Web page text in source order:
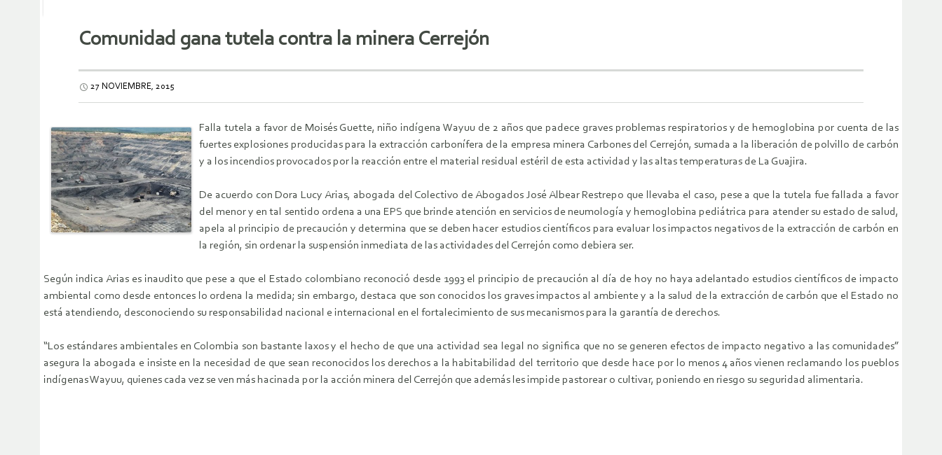
Comunidad gana tutela contra la minera Cerrejón
27 NOVIEMBRE, 2015
Falla tutela a favor de Moisés Guette, niño indígena Wayuu de 2 años que padece graves problemas respiratorios y de hemoglobina por cuenta de las
fuertes explosiones producidas para la extracción carbonífera de la empresa minera Carbones del Cerrejón, sumada a la liberación de polvillo de carbón
y a los incendios provocados por la reacción entre el material residual estéril de esta actividad y las altas temperaturas de La Guajira.
De acuerdo con Dora Lucy Arias, abogada del Colectivo de Abogados José Albear Restrepo que llevaba el caso, pese a que la tutela fue fallada a favor
del menor y en tal sentido ordena a una EPS que brinde atención en servicios de neumología y hemoglobina pediátrica para atender su estado de salud,
apela al principio de precaución y determina que se deben hacer estudios científicos para evaluar los impactos negativos de la extracción de carbón en
la región, sin ordenar la suspensión inmediata de las actividades del Cerrejón como debiera ser.
Según indica Arias es inaudito que pese a que el Estado colombiano reconoció desde 1993 el principio de precaución al día de hoy no haya adelantado estudios científicos de impacto
ambiental como desde entonces lo ordena la medida; sin embargo, destaca que son conocidos los graves impactos al ambiente y a la salud de la extracción de carbón que el Estado no
está atendiendo, desconociendo su responsabilidad nacional e internacional en el fortalecimiento de sus mecanismos para la garantía de derechos.
“Los estándares ambientales en Colombia son bastante laxos y el hecho de que una actividad sea legal no significa que no se generen efectos de impacto negativo a las comunidades”
asegura la abogada e insiste en la necesidad de que sean reconocidos los derechos a la habitabilidad del territorio que desde hace por lo menos 4 años vienen reclamando los pueblos
indígenas Wayuu, quienes cada vez se ven más hacinada por la acción minera del Cerrejón que además les impide pastorear o cultivar, poniendo en riesgo su seguridad alimentaria.